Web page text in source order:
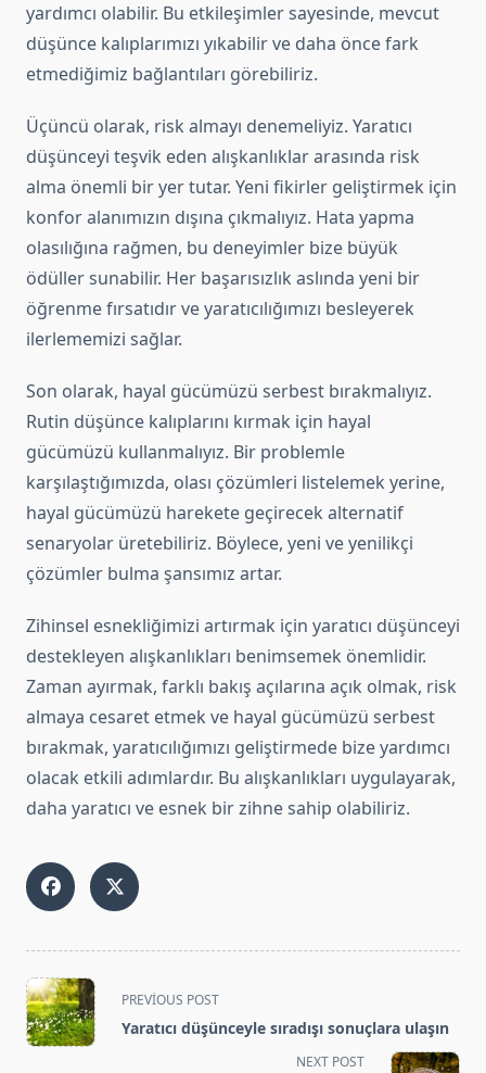
yardımcı olabilir. Bu etkileşimler sayesinde, mevcut
düşünce kalıplarımızı yıkabilir ve daha önce fark
etmediğimiz bağlantıları görebiliriz.
Üçüncü olarak, risk almayı denemeliyiz. Yaratıcı
düşünceyi teşvik eden alışkanlıklar arasında risk
alma önemli bir yer tutar. Yeni fikirler geliştirmek için
konfor alanımızın dışına çıkmalıyız. Hata yapma
olasılığına rağmen, bu deneyimler bize büyük
ödüller sunabilir. Her başarısızlık aslında yeni bir
öğrenme fırsatıdır ve yaratıcılığımızı besleyerek
ilerlememizi sağlar.
Son olarak, hayal gücümüzü serbest bırakmalıyız.
Rutin düşünce kalıplarını kırmak için hayal
gücümüzü kullanmalıyız. Bir problemle
karşılaştığımızda, olası çözümleri listelemek yerine,
hayal gücümüzü harekete geçirecek alternatif
senaryolar üretebiliriz. Böylece, yeni ve yenilikçi
çözümler bulma şansımız artar.
Zihinsel esnekliğimizi artırmak için yaratıcı düşünceyi
destekleyen alışkanlıkları benimsemek önemlidir.
Zaman ayırmak, farklı bakış açılarına açık olmak, risk
almaya cesaret etmek ve hayal gücümüzü serbest
bırakmak, yaratıcılığımızı geliştirmede bize yardımcı
olacak etkili adımlardır. Bu alışkanlıkları uygulayarak,
daha yaratıcı ve esnek bir zihne sahip olabiliriz.
<span
class="nav-
subtitle
PREVIOUS POST
Yaratıcı düşünceyle sıradışı sonuçlara ulaşın
NEXT POST